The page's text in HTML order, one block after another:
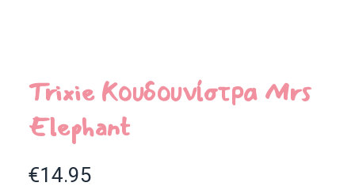
Trixie Κουδουνίστρα Mrs
Elephant
€14.95